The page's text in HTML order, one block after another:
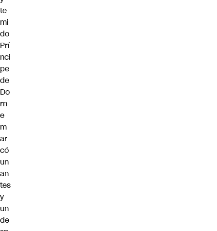
te
mi
do
Prí
nci
pe
de
Do
rn
e
m
ar
có
un
an
tes
y
un
de